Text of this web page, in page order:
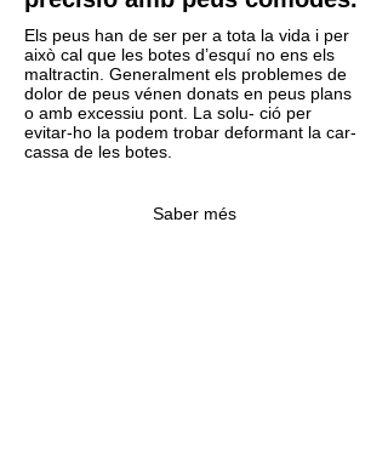
Els peus han de ser per a tota la vida i per
això cal que les botes d’esquí no ens els
maltractin. Generalment els problemes de
dolor de peus vénen donats en peus plans
o amb excessiu pont. La solu- ció per
evitar-ho la podem trobar deformant la car-
cassa de les botes.
Saber més